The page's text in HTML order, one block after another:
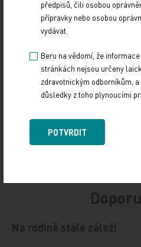
Zdroj: www.tribune.cz
ROZHOVORY KARIÉRA
Sdílejte článek
Na rodině stále záleží
předpisů, čili osobou
přípravky nebo osobou
vydávat.
Beru na vědomí, že
stránkách nejsou určeny
zdravotnickým odborníkům,
důsledky z toho plynoucími
POTVRDIT